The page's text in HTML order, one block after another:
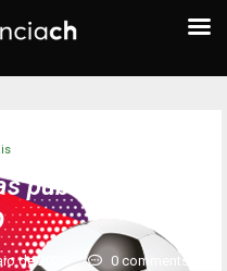
publicados no
de 2023
0 comments